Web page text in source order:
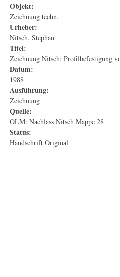
Objekt:
Zeichnung techn.
Urheber:
Nitsch, Stephan
Titel:
Zeichnung Nitsch: Profilbefestigung
Datum:
1988
Ausführung:
Zeichnung
Quelle:
OLM: Nachlass Nitsch Mappe 28
Status:
Handschrift Original